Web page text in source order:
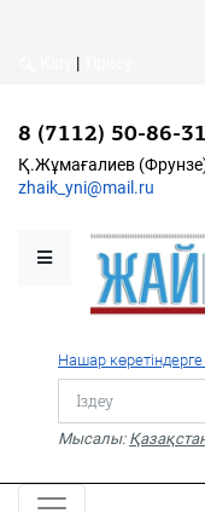
Қалалықтар
Қоғам
Дені сау ұлт
Спорт
Жалын
|
8 (7112) 50-86-31
Қ.Жұмағалиев
zhaik_yni@mail.ru
Нашар
Мысалы: